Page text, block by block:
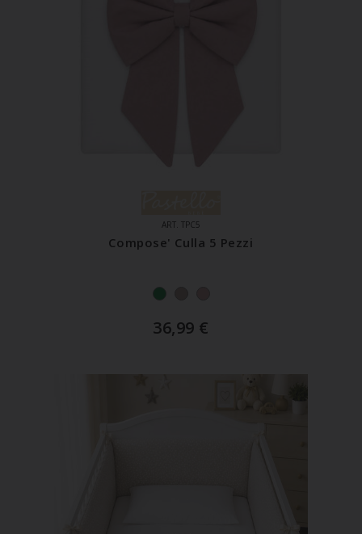
ART. TPC5
Compose' Culla 5 Pezzi
36,99 €